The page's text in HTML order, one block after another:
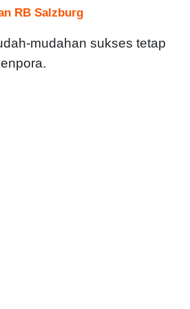
RB Salzburg
mudahan sukses tetap